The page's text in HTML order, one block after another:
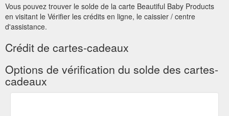
Vous pouvez trouver le solde de la carte Beautiful Baby Products
en visitant le Vérifier les crédits en ligne, le caissier / centre
d'assistance.
Crédit de cartes-cadeaux
Options de vérification du solde des cartes-
cadeaux